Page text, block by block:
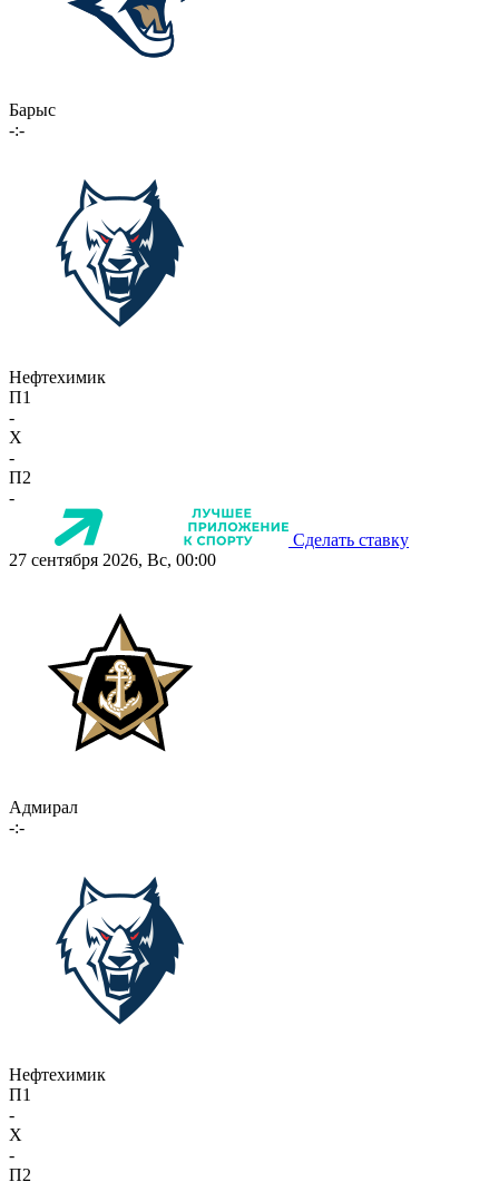
Барыс
-:-
Нефтехимик
П1
-
X
-
П2
-
Сделать ставку
27 сентября 2026, Вс, 00:00
Адмирал
-:-
Нефтехимик
П1
-
X
-
П2